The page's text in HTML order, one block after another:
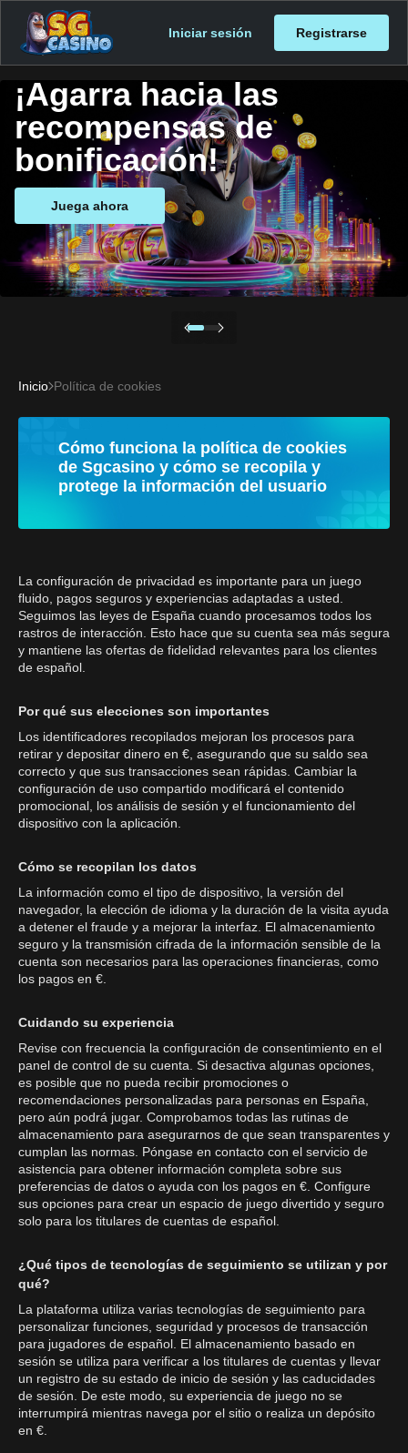
Iniciar sesión Registrarse
¡Agarra hacia las
recompensas de
bonificación!
Juega ahora
Inicio Política de cookies
Cómo funciona la política de cookies
de Sgcasino y cómo se recopila y
protege la información del usuario
La configuración de privacidad es importante para un juego
fluido, pagos seguros y experiencias adaptadas a usted.
Seguimos las leyes de España cuando procesamos todos los
rastros de interacción. Esto hace que su cuenta sea más segura
y mantiene las ofertas de fidelidad relevantes para los clientes
de español.
Por qué sus elecciones son importantes
Los identificadores recopilados mejoran los procesos para
retirar y depositar dinero en €, asegurando que su saldo sea
correcto y que sus transacciones sean rápidas. Cambiar la
configuración de uso compartido modificará el contenido
promocional, los análisis de sesión y el funcionamiento del
dispositivo con la aplicación.
Cómo se recopilan los datos
La información como el tipo de dispositivo, la versión del
navegador, la elección de idioma y la duración de la visita ayuda
a detener el fraude y a mejorar la interfaz. El almacenamiento
seguro y la transmisión cifrada de la información sensible de la
cuenta son necesarios para las operaciones financieras, como
los pagos en €.
Cuidando su experiencia
Revise con frecuencia la configuración de consentimiento en el
panel de control de su cuenta. Si desactiva algunas opciones,
es posible que no pueda recibir promociones o
recomendaciones personalizadas para personas en España,
pero aún podrá jugar. Comprobamos todas las rutinas de
almacenamiento para asegurarnos de que sean transparentes y
cumplan las normas. Póngase en contacto con el servicio de
asistencia para obtener información completa sobre sus
preferencias de datos o ayuda con los pagos en €. Configure
sus opciones para crear un espacio de juego divertido y seguro
solo para los titulares de cuentas de español.
¿Qué tipos de tecnologías de seguimiento se utilizan y por
qué?
La plataforma utiliza varias tecnologías de seguimiento para
personalizar funciones, seguridad y procesos de transacción
para jugadores de español. El almacenamiento basado en
sesión se utiliza para verificar a los titulares de cuentas y llevar
un registro de su estado de inicio de sesión y las caducidades
de sesión. De este modo, su experiencia de juego no se
interrumpirá mientras navega por el sitio o realiza un depósito
en €.